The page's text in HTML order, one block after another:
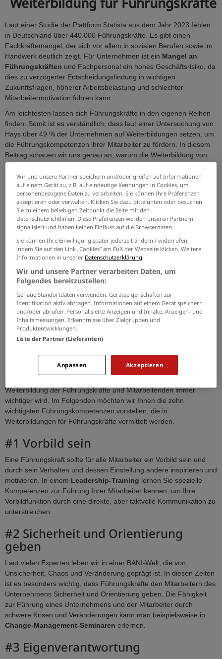
Laut einer Studie der Plattform Statista aus dem Jahr 2023 fehlen
in Deutschland über 440.000 Führungskräfte. Es gibt einen
Fachkräftemangel, der sich vor allem in sozialen Berufen sowie im
Handwerk deutlich zeigt. Für Unternehmen ist ein Mangel an
Führungskräften und Fachpersonal ein hohes Geschäftsrisiko, da
dies zu verzögerter Entscheidungsfindung in wichtigen
Zukunftsfragen, höherer Arbeitsbelastung und schlechter
Mitarbeitermotivation führen kann.
Am leichtesten lassen sich Führungskräfte in den eigenen Reihen
finden. Somit ist es verständlich, dass laut einer Untersuchung von
Hays über 49 % der Unternehmen auf Weiterbildungen setzen, um
die Führungskompetenzen ihrer Mitarbeiter zu fördern. In diesem
Beitrag schauen wir uns genau an, warum die Weiterbildung von
Führungskräften so wichtig ist und welche Arten der Fortbildung es
gibt.
Was ist Führungskompetenz?
Führungskompetenz ist die Fähigkeit, Ziele zu definieren und das
Verhalten von Menschen so zu beeinflussen, dass diese Ziele
erreicht werden. Es handelt sich dabei um eine Kombination aus
Verhaltensweisen, Kenntnissen, Erfahrungen und
Persönlichkeitsmerkmalen. Führungskompetenzen sind
entscheidend für den Erfolg und den Fortbestand von
Unternehmen und anderen Organisationen, weil eine
Führungskraft wichtige Entscheidungen treffen muss.
Warum ist eine Weiterbildung für
eine Führungskraft so wichtig?
Das Statistische Bundesamtgibt an, dass etwa 5 % der deutschen
fast
12 Milliarden Euro in die Fortbildung ihrer Mitarbeitenden
Weiterbildung der Führungskräfte und Mitarbeitenden immer
wichtiger wird. Im Folgenden möchten wir Ihnen die zehn
wichtigsten Führungskompetenzen vorstellen, die in
Weiterbildungen für Führungskräfte vermittelt werden.
#1 Vorbild sein
Eine Führungskraft sollte für alle Mitarbeiter ein Vorbild sein und
durch sein Verhalten und dessen Einstellung andere inspirieren und
motivieren. In einem Leadership-Training lernen Sie spezielle
Kompetenzen zur Führung Ihrer Mitarbeiter kennen, um Ihre
Vorbildfunktion durch eine direkte, aber taktvolle Kommunikation zu
unterstreichen.
#2 Sicherheit und Orientierung
geben
Laut vielen Experten leben wir in einer BANI-Welt, die von
Unsicherheit, Chaos und Veränderung geprägt ist. In diesen Zeiten
ist es besonders wichtig, dass Führungskräfte den Mitarbeitern des
Unternehmens Sicherheit und Orientierung geben. Die Fähigkeit
zur Führung eines Unternehmens und der Mitarbeiter durch
schwere Krisen und Veränderungen kann man beispielsweise in
Change-Management-Seminaren erlernen.
#3 Eigenverantwortung
Wir und unsere Partner speichern und/oder greifen auf Informationen
auf einem Gerät zu, z.B. auf eindeutige Kennungen in Cookies, um
personenbezogene Daten zu verarbeiten. Sie können Ihre Präferenzen
akzeptieren oder verwalten. Klicken Sie dazu bitte unten oder besuchen
Sie zu einem beliebigen Zeitpunkt die Seite mit den
Datenschutzrichtlinien. Diese Präferenzen werden unseren Partnern
signalisiert und haben keinen Einfluss auf die Browserdaten.
Sie können Ihre Einwilligung später jederzeit ändern / widerrufen,
indem Sie auf den Link „Cookies” am Fuß der Webseite klicken. Weitere
Informationen in unserer Datenschutzerklärung
Wir und unsere Partner verarbeiten Daten, um
Folgendes bereitzustellen:
Genaue Standortdaten verwenden. Geräteeigenschaften zur
Identifikation aktiv abfragen. Informationen auf einem Gerät speichern
und/oder abrufen. Personalisierte Anzeigen und Inhalte, Anzeigen- und
Inhaltsmessungen, Erkenntnisse über Zielgruppen und
Produktentwicklungen.
Liste der Partner (Lieferanten)
Akzeptieren
Anpassen